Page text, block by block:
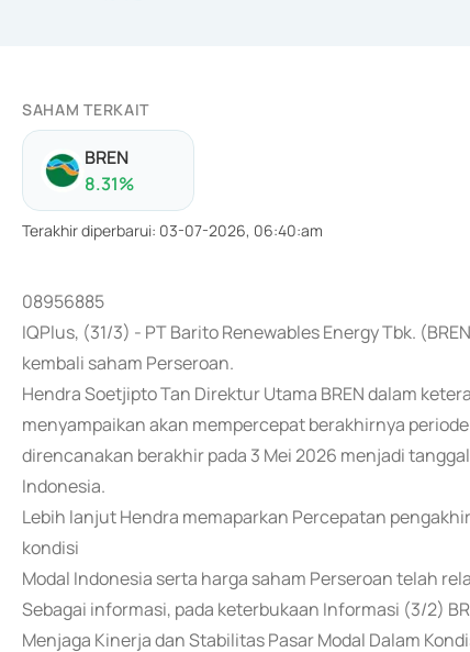
SAHAM TERKAIT
BREN
8.31%
Terakhir diperbarui: 03-07-2026, 06:40:am
08956885
IQPlus, (31/3) - PT Barito Renewables Energy Tbk.
kembali saham Perseroan.
Hendra Soetjipto Tan Direktur Utama BREN dalam
menyampaikan akan mempercepat berakhirnya
direncanakan berakhir pada 3 Mei 2026 menjadi
Indonesia.
Lebih lanjut Hendra memaparkan Percepatan
kondisi
Modal Indonesia serta harga saham Perseroan telah
Sebagai informasi, pada keterbukaan Informasi (3/2)
Menjaga Kinerja dan Stabilitas Pasar Modal Dalam